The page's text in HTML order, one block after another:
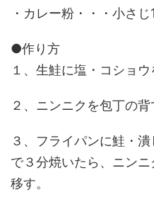
・カレー粉・・・小さじ
●作り方
１、生鮭に塩・コショ
２、ニンニクを包丁の背
３、フライパンに鮭・
で３分焼いたら、ニン
移す。